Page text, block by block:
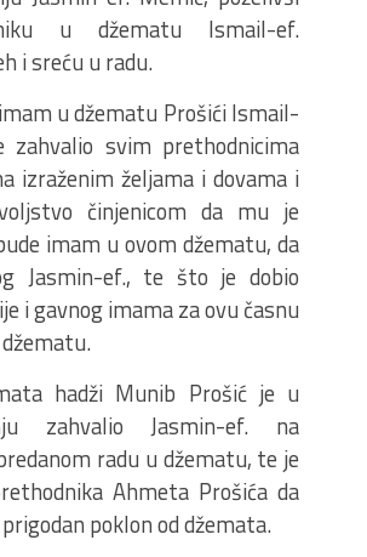
u džematu Ismail-ef.
i sreću u radu.
u džematu Prošići Ismail-
zahvalio svim prethodnicima
izraženim željama i dovama i
činjenicom da mu je
imam u ovom džematu, da
Jasmin-ef., te što je dobio
i gavnog imama za ovu časnu
hadži Munib Prošić je u
zahvalio Jasmin-ef. na
radu u džematu, te je
Ahmeta Prošića da
poklon od džemata.